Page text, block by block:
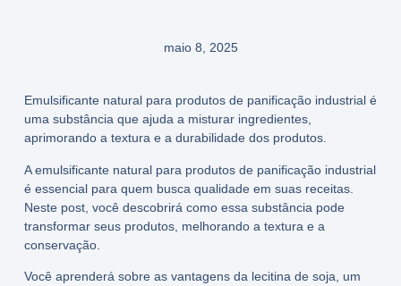
maio 8, 2025
Emulsificante natural para produtos de panificação industrial é
uma substância que ajuda a misturar ingredientes,
aprimorando a textura e a durabilidade dos produtos.
A emulsificante natural para produtos de panificação industrial
é essencial para quem busca qualidade em suas receitas.
Neste post, você descobrirá como essa substância pode
transformar seus produtos, melhorando a textura e a
conservação.
Você aprenderá sobre as vantagens da lecitina de soja, um